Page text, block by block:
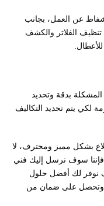
عن العمل، بجانب
تنظيف الفلاتر والكشف
المشكلة بدقة وتحديد
لكي يتم تحديد التكاليف
بشكل مميز ومحترف، لا
تتردد في التواصل معنا عبر رقم 55009328 فإننا سوف نرسل إليك فني
نوفر لك أفضل حلول
وتحصل على ضمان من